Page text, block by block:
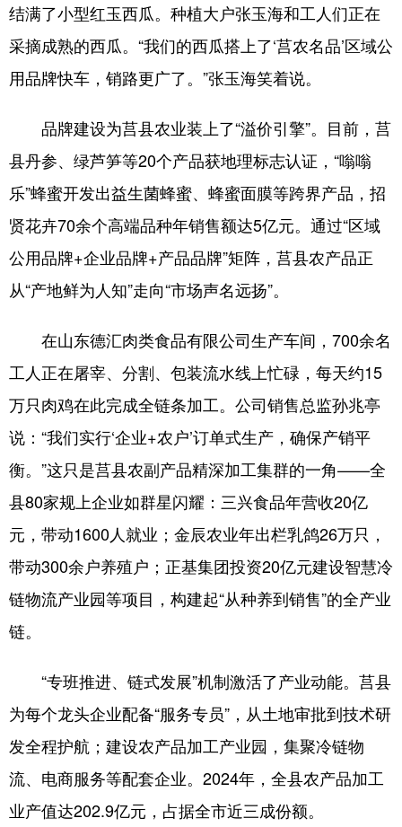
结满了小型红玉西瓜。种植大户张玉海和工人们正在
采摘成熟的西瓜。“我们的西瓜搭上了‘莒农名品’区域公
用品牌快车，销路更广了。”张玉海笑着说。
品牌建设为莒县农业装上了“溢价引擎”。目前，莒
县丹参、绿芦笋等20个产品获地理标志认证，“嗡嗡
乐”蜂蜜开发出益生菌蜂蜜、蜂蜜面膜等跨界产品，招
贤花卉70余个高端品种年销售额达5亿元。通过“区域
公用品牌+企业品牌+产品品牌”矩阵，莒县农产品正
从“产地鲜为人知”走向“市场声名远扬”。
在山东德汇肉类食品有限公司生产车间，700余名
工人正在屠宰、分割、包装流水线上忙碌，每天约15
万只肉鸡在此完成全链条加工。公司销售总监孙兆亭
说：“我们实行‘企业+农户’订单式生产，确保产销平
衡。”这只是莒县农副产品精深加工集群的一角——全
县80家规上企业如群星闪耀：三兴食品年营收20亿
元，带动1600人就业；金辰农业年出栏乳鸽26万只，
带动300余户养殖户；正基集团投资20亿元建设智慧冷
链物流产业园等项目，构建起“从种养到销售”的全产业
链。
“专班推进、链式发展”机制激活了产业动能。莒县
为每个龙头企业配备“服务专员”，从土地审批到技术研
发全程护航；建设农产品加工产业园，集聚冷链物
流、电商服务等配套企业。2024年，全县农产品加工
业产值达202.9亿元，占据全市近三成份额。